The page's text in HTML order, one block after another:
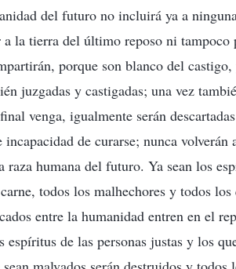
del futuro no incluirá ya a
la tierra del último reposo ni tampoco
porque son blanco del castigo,
juzgadas y castigadas; una vez
venga, igualmente serán
de curarse; nunca
humana del futuro. Ya sean los
todos los malhechores y todos
entre la humanidad entren en el
de las personas justas y los